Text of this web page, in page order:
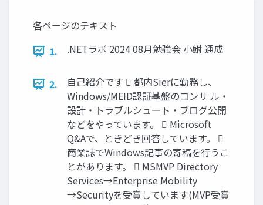
各ページのテキスト
1.
.NETラボ 2024 08月勉強会 小鮒 通成
2.
自己紹介です  都内Sierに勤務し、
Windows/MEID認証基盤のコンサ ル・
設計・トラブルシュート・ブログ公開
などをやっています。  Microsoft
Q&Aで、ときどき回答しています。 
商業誌でWindows記事の寄稿を行うこ
とがあります。  MSMVP Directory
Services→Enterprise Mobility
→Securityを受賞しています(MVP受賞